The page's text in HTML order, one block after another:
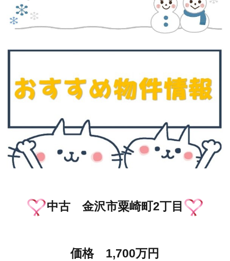
中古 金沢市粟崎町2丁目
価格 1,700万円